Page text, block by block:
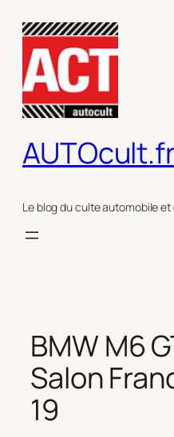
contenu
Le blog du culte automobile
BMW M6
Salon
19